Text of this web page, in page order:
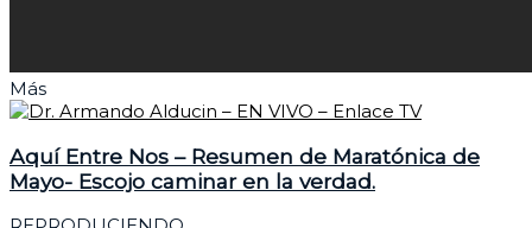
Más
Aquí Entre Nos – Resumen de Maratónica de
Mayo- Escojo caminar en la verdad.